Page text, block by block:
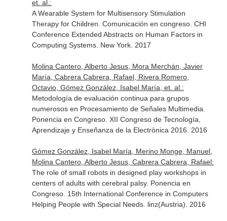
et. al.:
A Wearable System for Multisensory Stimulation
Therapy for Children. Comunicación en congreso. CHI
Conference Extended Abstracts on Human Factors in
Computing Systems. New York. 2017
Molina Cantero, Alberto Jesus, Mora Merchán, Javier
María, Cabrera Cabrera, Rafael, Rivera Romero,
Octavio, Gómez González, Isabel María, et. al.:
Metodología de evaluación continua para grupos
numerosos en Procesamiento de Señales Multimedia.
Ponencia en Congreso. XII Congreso de Tecnología,
Aprendizaje y Enseñanza de la Electrónica 2016. 2016
Gómez González, Isabel María, Merino Monge, Manuel,
Molina Cantero, Alberto Jesus, Cabrera Cabrera, Rafael:
The role of small robots in designed play workshops in
centers of adults with cerebral palsy. Ponencia en
Congreso. 15th International Conference in Computers
Helping People with Special Needs. linz(Austria). 2016